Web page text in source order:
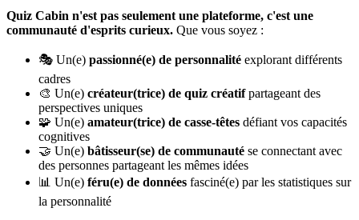
Quiz Cabin n'est pas seulement une plateforme, c'est une
communauté d'esprits curieux. Que vous soyez :
🎭 Un(e) passionné(e) de personnalité explorant différents
cadres
🎨 Un(e) créateur(trice) de quiz créatifpartageant des
perspectives uniques
🧩 Un(e) amateur(trice) de casse-têtes défiant vos capacités
cognitives
🤝 Un(e) bâtisseur(se) de communauté se connectant avec
des personnes partageant les mêmes idées
📊 Un(e) féru(e) de données fasciné(e) par les statistiques sur
la personnalité